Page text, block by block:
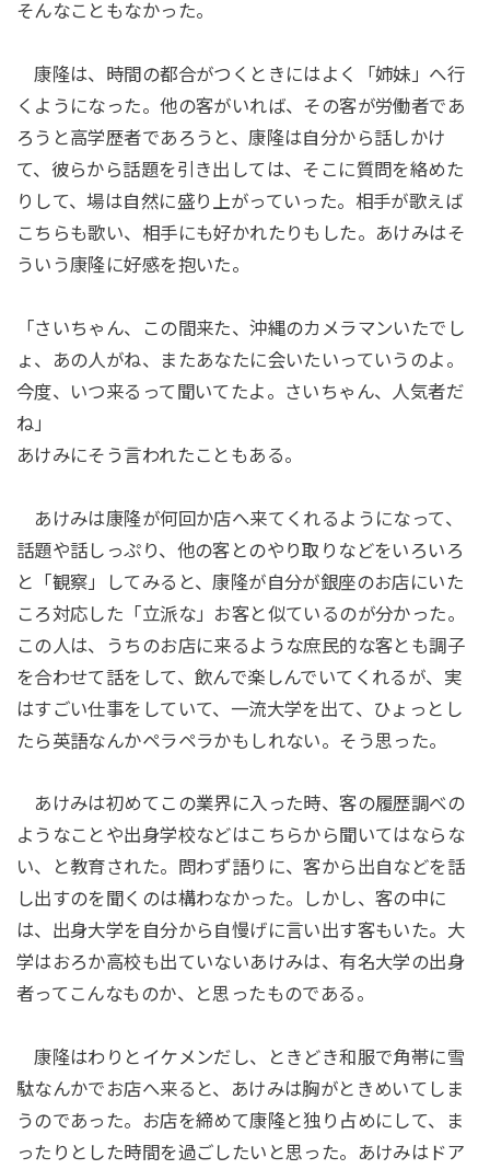
そんなこともなかった。
康隆は、時間の都合がつくときにはよく「姉妹」へ行
くようになった。他の客がいれば、その客が労働者であ
ろうと高学歴者であろうと、康隆は自分から話しかけ
て、彼らから話題を引き出しては、そこに質問を絡めた
りして、場は自然に盛り上がっていった。相手が歌えば
こちらも歌い、相手にも好かれたりもした。あけみはそ
ういう康隆に好感を抱いた。
「さいちゃん、この間来た、沖縄のカメラマンいたでし
ょ、あの人がね、またあなたに会いたいっていうのよ。
今度、いつ来るって聞いてたよ。さいちゃん、人気者だ
ね」
あけみにそう言われたこともある。
あけみは康隆が何回か店へ来てくれるようになって、
話題や話しっぷり、他の客とのやり取りなどをいろいろ
と「観察」してみると、康隆が自分が銀座のお店にいた
ころ対応した「立派な」お客と似ているのが分かった。
この人は、うちのお店に来るような庶民的な客とも調子
を合わせて話をして、飲んで楽しんでいてくれるが、実
はすごい仕事をしていて、一流大学を出て、ひょっとし
たら英語なんかペラペラかもしれない。そう思った。
あけみは初めてこの業界に入った時、客の履歴調べの
ようなことや出身学校などはこちらから聞いてはならな
い、と教育された。問わず語りに、客から出自などを話
し出すのを聞くのは構わなかった。しかし、客の中に
は、出身大学を自分から自慢げに言い出す客もいた。大
学はおろか高校も出ていないあけみは、有名大学の出身
者ってこんなものか、と思ったものである。
康隆はわりとイケメンだし、ときどき和服で角帯に雪
駄なんかでお店へ来ると、あけみは胸がときめいてしま
うのであった。お店を締めて康隆と独り占めにして、ま
ったりとした時間を過ごしたいと思った。あけみはドア